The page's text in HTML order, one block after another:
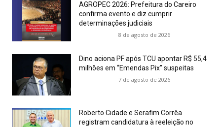
AGROPEC 2026: Prefeitura do Careiro
confirma evento e diz cumprir
determinações judiciais
8 de agosto de 2026
Dino aciona PF após TCU apontar R$ 55,4
milhões em “Emendas Pix” suspeitas
7 de agosto de 2026
Roberto Cidade e Serafim Corrêa
registram candidatura à reeleição no